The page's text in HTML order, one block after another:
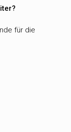
für die